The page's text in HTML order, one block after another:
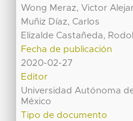
Wong Meraz, Victor
Muñiz Díaz, Carlos
Elizalde Castañeda,
Fecha de publicación
2020-02-27
Editor
Universidad Autónoma
México
Tipo de documento